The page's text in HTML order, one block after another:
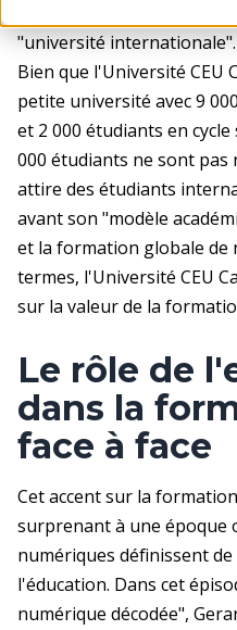
Espagne parle dans son
"université
Bien que l'Université CEU
petite université avec 9
et 2 000 étudiants en
000 étudiants ne sont pas
attire des étudiants
avant son "modèle
et la formation globale de
termes, l'Université CEU
sur la valeur de la
Le rôle de
dans la
face à face
Cet accent sur la
surprenant à une époque
numériques définissent
l'éducation. Dans cet
numérique décodée",